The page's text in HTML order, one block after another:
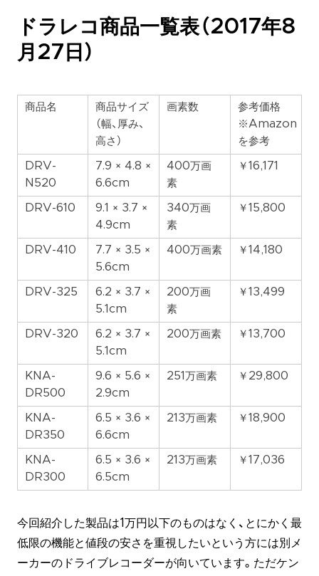
ドラレコ商品一覧表（2017年8
月27日）
商品名
商品サイズ
（幅、厚み、
高さ）
画素数
参考価格
※Amazon
を参考
DRV-
N520
7.9 × 4.8 ×
6.6cm
400万画
素
￥16,171
DRV-610
9.1 × 3.7 ×
4.9cm
340万画
素
￥15,800
DRV-410
7.7 × 3.5 ×
5.6cm
400万画素 ￥14,180
DRV-325
6.2 × 3.7 ×
5.1cm
200万画
素
￥13,499
DRV-320
6.2 × 3.7 ×
5.1cm
200万画素 ￥13,700
KNA-
DR500
9.6 × 5.6 ×
2.9cm
251万画素 ￥29,800
KNA-
DR350
6.5 × 3.6 ×
6.6cm
213万画素 ￥18,900
KNA-
DR300
6.5 × 3.6 ×
6.5cm
213万画素 ￥17,036
今回紹介した製品は1万円以下のものはなく、とにかく最
低限の機能と値段の安さを重視したいという方には別メ
ーカーのドライブレコーダーが向いています。ただケン